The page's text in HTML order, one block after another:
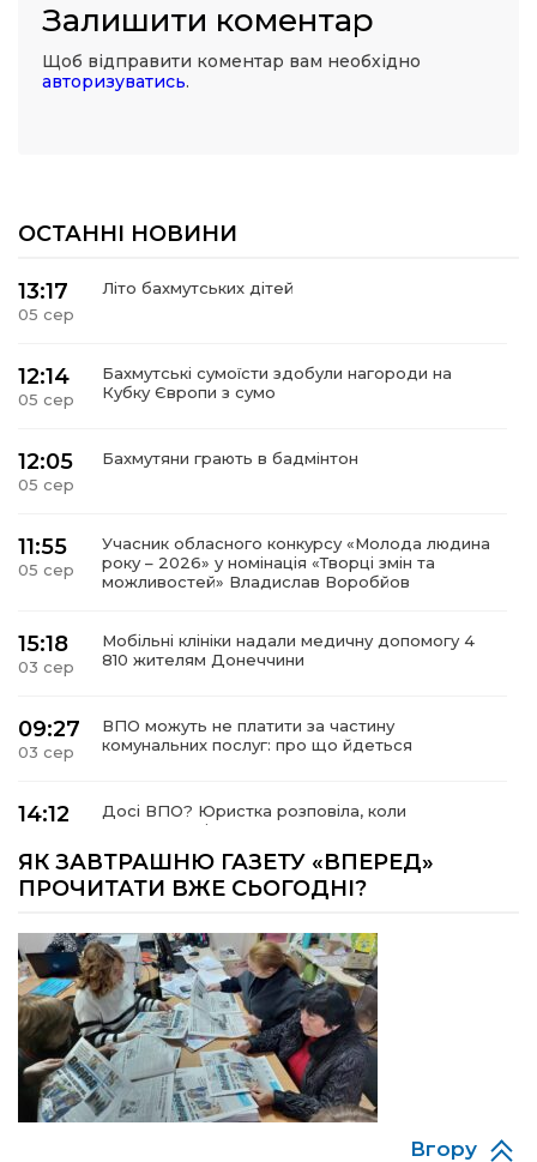
Залишити коментар
Щоб відправити коментар вам необхідно
авторизуватись.
ОСТАННІ НОВИНИ
13:17
05 сер
Літо бахмутських дітей
12:14
05 сер
Бахмутські сумоїсти здобули нагороди на
Кубку Європи з сумо
12:05
05 сер
Бахмутяни грають в бадмінтон
11:55
05 сер
Учасник обласного конкурсу «Молода людина
року – 2026» у номінація «Творці змін та
можливостей» Владислав Воробйов
15:18
03 сер
Мобільні клініки надали медичну допомогу 4
810 жителям Донеччини
09:27
03 сер
ВПО можуть не платити за частину
комунальних послуг: про що йдеться
14:12
Досі ВПО? Юристка розповіла, коли
переселенці втрачають виплати та статус
01 сер
Аліна Кулик
15:58
31 лип
Літо в Жовтих Водах
15:30
31 лип
Бахмутяни відвідали Музей науки
Національного університету «Полтавська
політехніка імені Юрія Кондратюка»
ЯК ЗАВТРАШНЮ ГАЗЕТУ «ВПЕРЕД»
ПРОЧИТАТИ ВЖЕ СЬОГОДНІ?
Вгору